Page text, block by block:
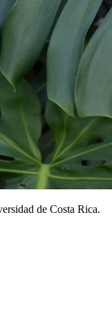
de Costa Rica.